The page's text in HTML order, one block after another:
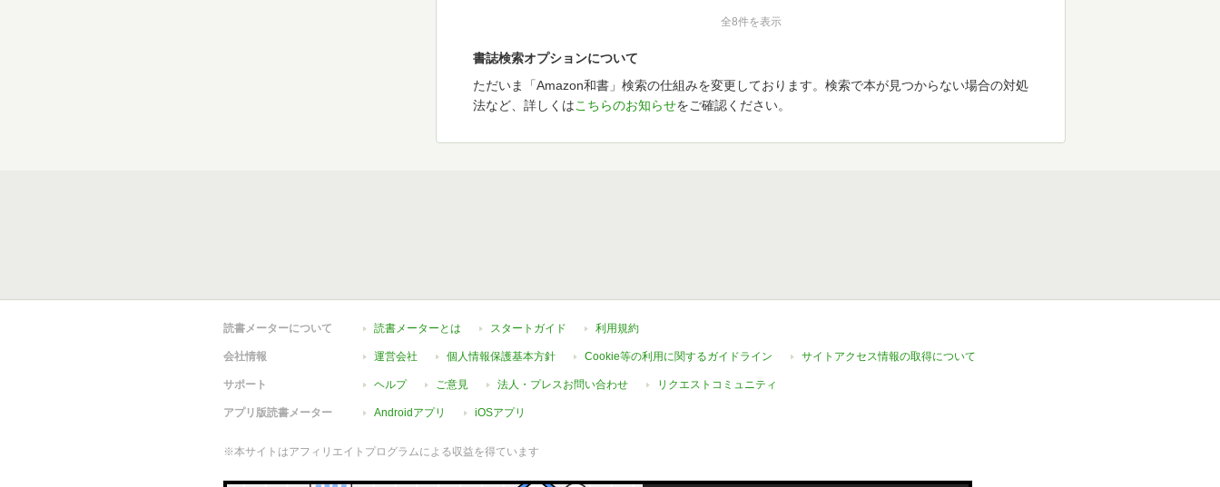
全8件を表示
書誌検索オプションについて
ただいま「Amazon和書」検索の仕組みを変更しております。検索で本が見つからない場合の対処
法など、詳しくはこちらのお知らせをご確認ください。
読書メーターについて 読書メーターとは スタートガイド 利用規約
会社情報 運営会社 個人情報保護基本方針 Cookie等の利用に関するガイドライン サイトアクセス情報の取得について
サポート ヘルプ ご意見 法人・プレスお問い合わせ リクエストコミュニティ
アプリ版読書メーター Androidアプリ iOSアプリ
※本サイトはアフィリエイトプログラムによる収益を得ています